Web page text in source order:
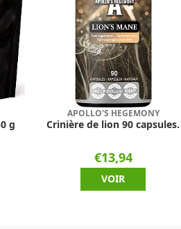
g
APOLLO'S HEGEMONY
Crinière de lion 90 capsules.
€13,94
VOIR